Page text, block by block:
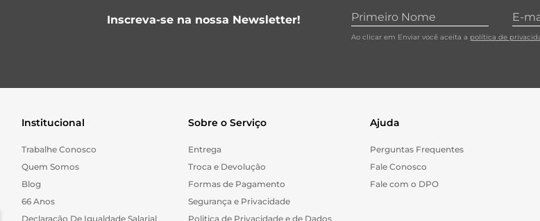
Inscreva-se na nossa Newsletter!
Ao clicar em Enviar você aceita a política de
Institucional
Trabalhe Conosco
Quem Somos
Blog
66 Anos
Declaração De Igualdade Salarial
Sobre o Serviço
Entrega
Troca e Devolução
Formas de Pagamento
Segurança e Privacidade
Politica de Privacidade e de Dados
Ajuda
Perguntas Frequentes
Fale Conosco
Fale com o DPO